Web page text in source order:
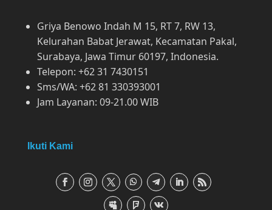
Griya Benowo Indah M 15, RT 7, RW 13,
Kelurahan Babat Jerawat, Kecamatan Pakal,
Surabaya, Jawa Timur 60197, Indonesia.
Telepon: +62 31 7430151
Sms/WA: +62 81 330393001
Jam Layanan: 09-21.00 WIB
Ikuti Kami